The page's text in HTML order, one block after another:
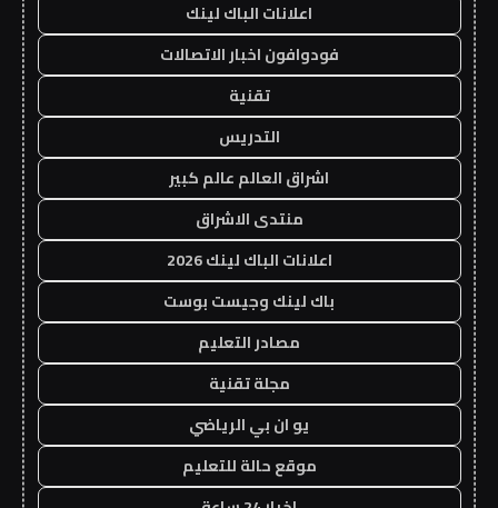
اعلانات الباك لينك
فودوافون اخبار الاتصالات
تقنية
التدريس
اشراق العالم عالم كبير
منتدى الاشراق
اعلانات الباك لينك 2026
باك لينك وجيست بوست
مصادر التعليم
مجلة تقنية
يو ان بي الرياضي
موقع حالة للتعليم